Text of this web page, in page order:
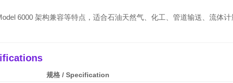
6000 架构兼容等特点，适合石油天然气、化工、管道输送、流体
规格 / Specification